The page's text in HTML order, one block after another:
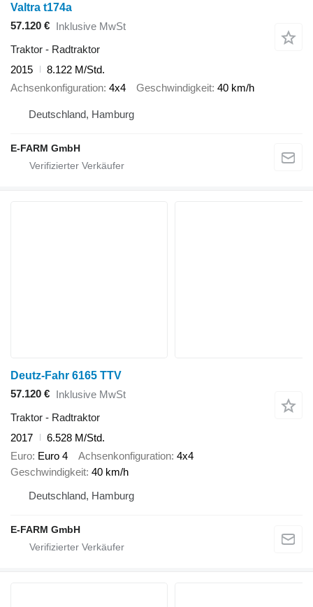
Valtra t174a
57.120 € Inklusive MwSt
Traktor - Radtraktor
2015
8.122 M/Std.
Achsenkonfiguration 4x4 Geschwindigkeit 40 km/h
Deutschland, Hamburg
E-FARM GmbH
Deutz-Fahr 6165 TTV
57.120 € Inklusive MwSt
Traktor - Radtraktor
2017
6.528 M/Std.
Euro Euro 4 Achsenkonfiguration 4x4
Geschwindigkeit 40 km/h
Deutschland, Hamburg
E-FARM GmbH